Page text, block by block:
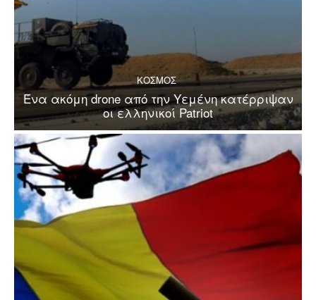
ΚΟΣΜΟΣ
Ένα ακόμη drone από την Υεμένη κατέρριψαν
οι ελληνικοί Patriot